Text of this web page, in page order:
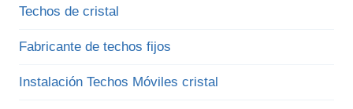
Techos de cristal
Fabricante de techos fijos
Instalación Techos Móviles cristal